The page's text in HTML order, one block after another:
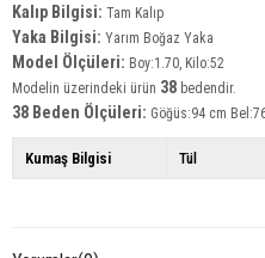
Kalıp Bilgisi: Tam Kalıp
Yaka Bilgisi: Yarım Boğaz Yaka
Model Ölçüleri: Boy:1.70, Kilo:52
Modelin üzerindeki ürün 38 bedendir.
38 Beden Ölçüleri: Göğüs:94 cm
Kumaş Bilgisi Tül